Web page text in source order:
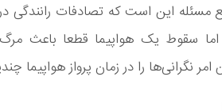
مسئله این است که تصادفات رانندگی
اما سقوط یک هواپیما قطعا باعث
نگرانی‌ها را در زمان پرواز هواپیما